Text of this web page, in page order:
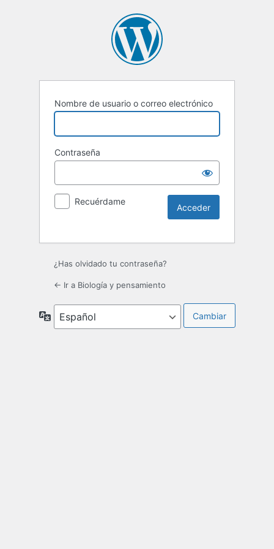
Nombre de usuario o correo electrónico
Contraseña
Recuérdame
¿Has olvidado tu contraseña?
← Ir a Biología y pensamiento
Idioma